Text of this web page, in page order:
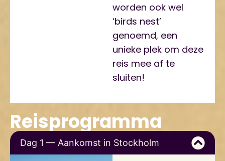
worden ook wel
‘birds nest’
genoemd, een
unieke plek om deze
reis mee af te
sluiten!
Reisprogramma
Dag 1 — Aankomst in Stockholm